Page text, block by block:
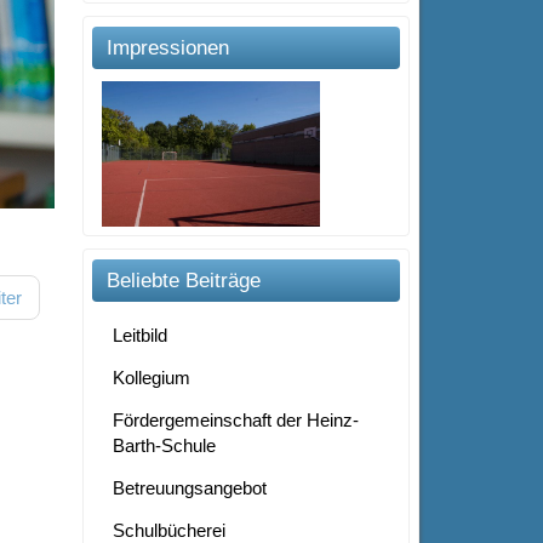
Impressionen
Beliebte Beiträge
Leitbild
Kollegium
Fördergemeinschaft der Heinz-
Barth-Schule
Betreuungsangebot
Schulbücherei